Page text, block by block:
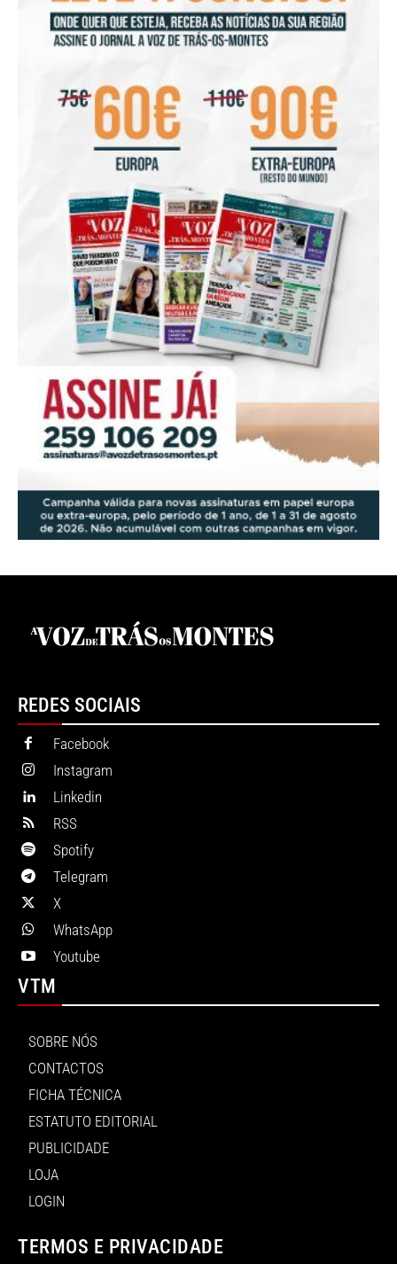
REDES SOCIAIS
Facebook
Instagram
Linkedin
RSS
Spotify
Telegram
X
WhatsApp
Youtube
VTM
SOBRE NÓS
CONTACTOS
FICHA TÉCNICA
ESTATUTO EDITORIAL
PUBLICIDADE
LOJA
LOGIN
TERMOS E PRIVACIDADE